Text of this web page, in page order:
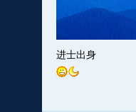
进士出身